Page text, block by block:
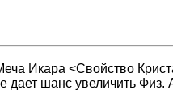
Икара <Свойство
шанс увеличить